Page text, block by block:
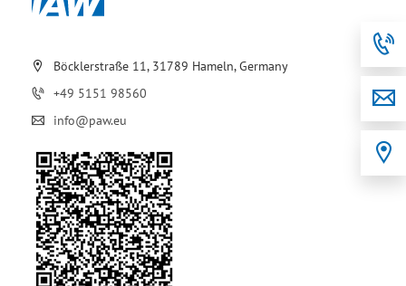
Böcklerstraße 11, 31789 Hameln, Germany
+49 5151 98560
info@paw.eu